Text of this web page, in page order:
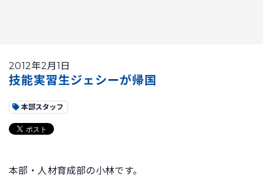
2012年2月1日
技能実習生ジェシーが帰国
本部スタッフ
本部・人材育成部の小林です。